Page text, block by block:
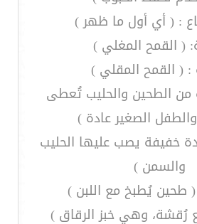
: ( أي أول ما ظهر )
( القمح المغلي )
: ( القمح المقلي )
من الطحين والحليب تُعطى
الصغير عادة )
خفيفة يصب عليها الحليب
والسمن )
طحين يُطبخ مع اللبن )
رُقشة، وهي خبز الرقاق )